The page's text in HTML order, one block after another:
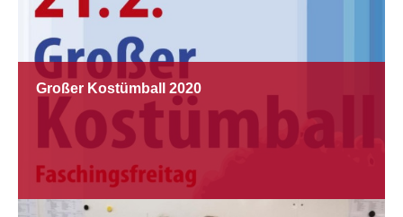
Großer Kostümball 2020